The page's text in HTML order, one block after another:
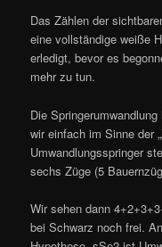
Das Zählen der
eine vollständige weiße
erledigt, bevor es
mehr zu tun.
Die
wir einfach im Sinne der
Umwandlungsspringer
sechs Züge (5
Wir sehen dann
bei Schwarz noch frei.